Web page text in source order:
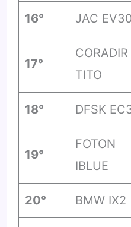
16° JAC
17°
CORADIR
TITO
18° DFSK
19°
FOTON
IBLUE
20° BMW IX2